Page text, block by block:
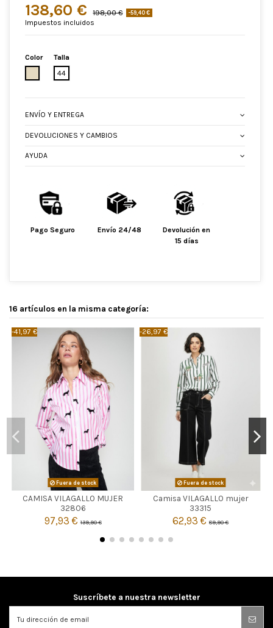
138,60 € 198,00 € -59,40 €
Impuestos incluidos
Color
Talla
44
ENVÍO Y ENTREGA
DEVOLUCIONES Y CAMBIOS
AYUDA
Pago Seguro Envío 24/48
Devolución en
15 días
16 artículos en la misma categoría:
-41,97 €
Fuera de stock
CAMISA VILAGALLO MUJER
32806
97,93 €139,90 €
 Agotado
-26,97 €
Fuera de stock
Camisa VILAGALLO mujer
33315
62,93 €89,90 €
 Agotado
Suscríbete a nuestra newsletter